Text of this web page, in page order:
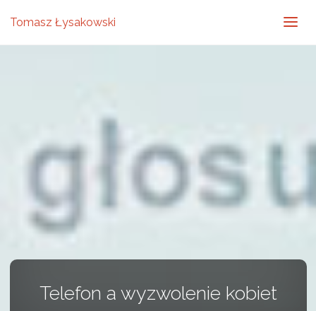
Tomasz Łysakowski
Telefon a wyzwolenie kobiet